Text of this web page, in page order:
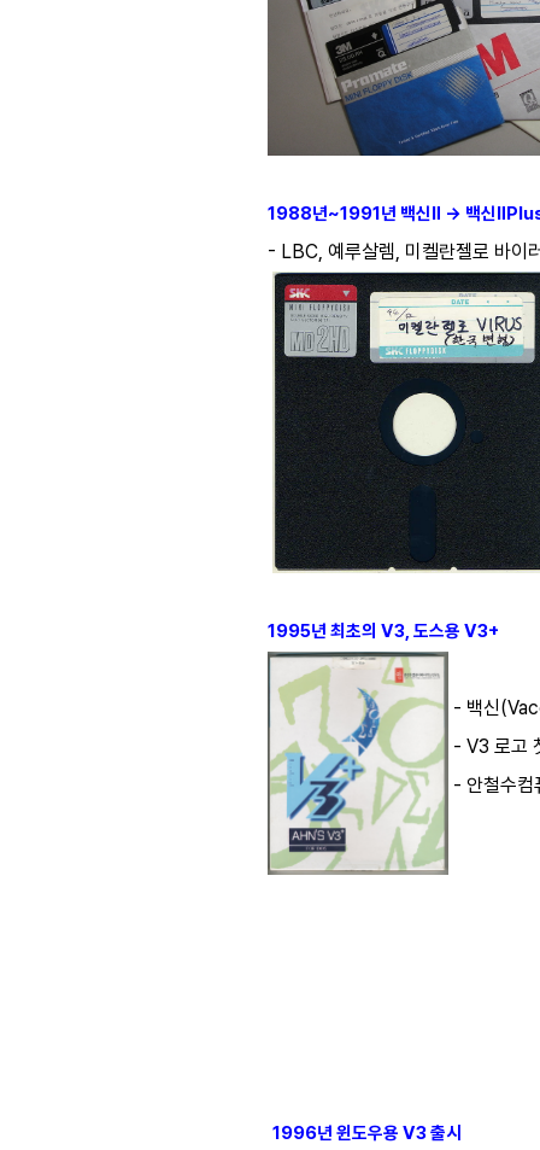
1988년~1991년 백신Ⅱ → 백신
- LBC, 예루살렘, 미켈란젤로 바이
1995년 최초의 V3, 도스용 V3+
- 백신
- V3 로고
- 안철수컴
1996년 윈도우용 V3 출시